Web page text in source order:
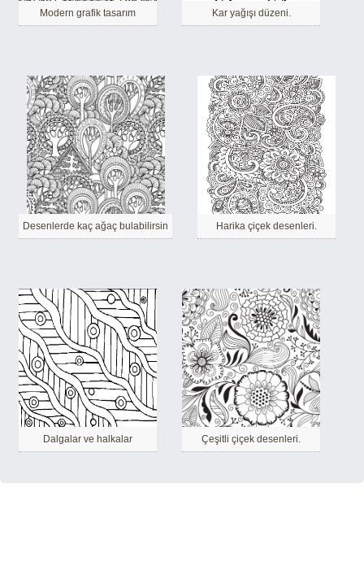
Modern grafik tasarım Kar yağışı düzeni.
Desenlerde kaç ağaç bulabilirsin Harika çiçek desenleri.
Dalgalar ve halkalar Çeşitli çiçek desenleri.